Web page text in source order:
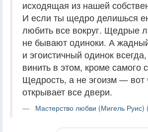
исходящая из нашей
И если ты щедро делишься
любить все вокруг. Щедрые
не бывают одиноки. А
и эгоистичный одинок
винить в этом, кроме самого
Щедрость, а не эгоизм — вот
открывает все двери.
Мастерство любви (Мигель Руис)